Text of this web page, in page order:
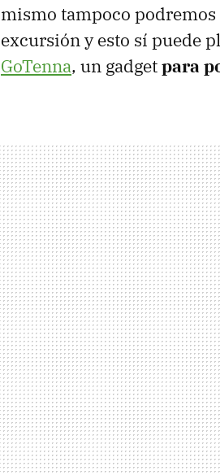
mismo tampoco
excursión y esto sí puede
GoTenna, un gadgetpara